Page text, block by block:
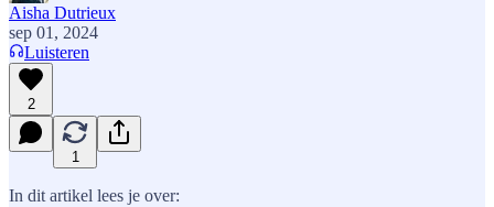
Aisha Dutrieux
sep 01, 2024
Luisteren
2
1
In dit artikel lees je over: